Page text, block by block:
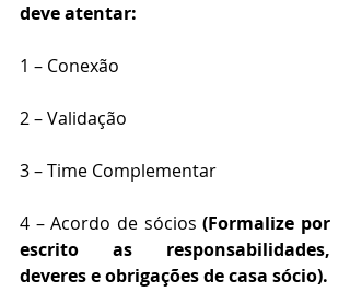
deve atentar:
1 – Conexão
2 – Validação
3 – Time Complementar
4 – Acordo de sócios (Formalize por
escrito as responsabilidades,
deveres e obrigações de casa sócio).